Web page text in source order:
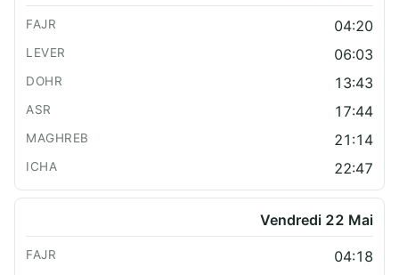
04:20
06:03
13:43
17:44
21:14
22:47
Vendredi 22 Mai
04:18